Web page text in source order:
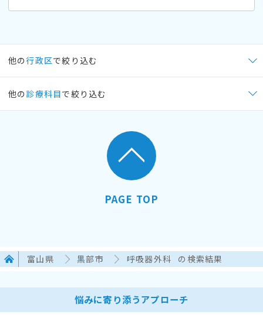
他の行政区で絞り込む
他の 診療科目で絞り込む
PAGE TOP
富山県 黒部市 呼吸器外科 の検索結果
悩みに寄り添うアプローチ